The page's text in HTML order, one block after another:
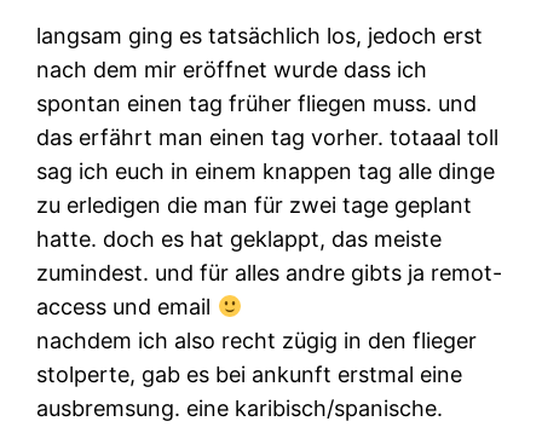
langsam ging es tatsächlich los, jedoch erst
nach dem mir eröffnet wurde dass ich
spontan einen tag früher fliegen muss. und
das erfährt man einen tag vorher. totaaal toll
sag ich euch in einem knappen tag alle dinge
zu erledigen die man für zwei tage geplant
hatte. doch es hat geklappt, das meiste
zumindest. und für alles andre gibts ja remot-
access und email
nachdem ich also recht zügig in den flieger
stolperte, gab es bei ankunft erstmal eine
ausbremsung. eine karibisch/spanische.